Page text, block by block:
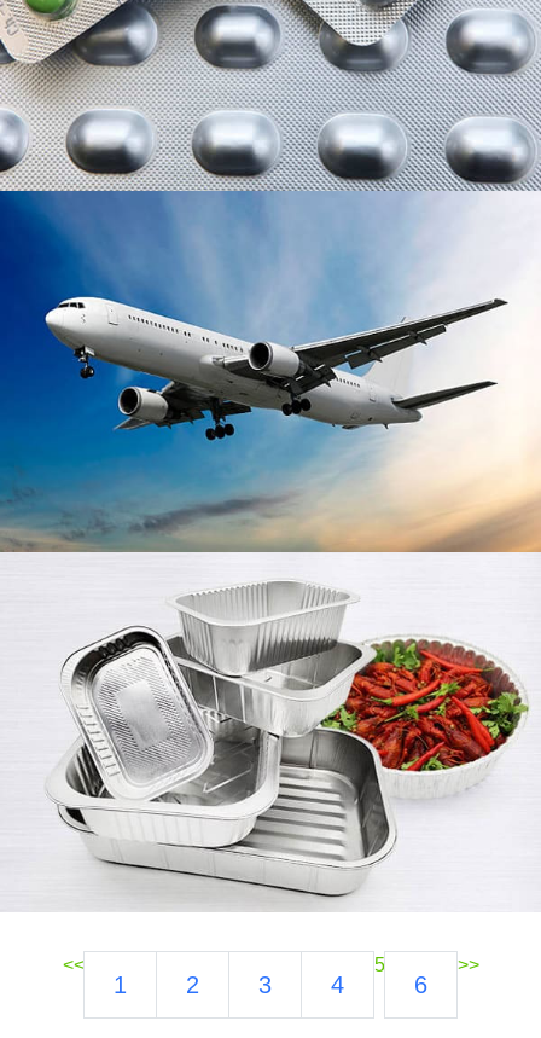
deformasyon alüminyum alaşımıdır, Havacılık
endüstrisinde yaygın olarak kullanılan.
Alüminyum folyo kaplar, 0,03 mm ~ 0,20 mm
kalınlığında alüminyum folyo ile damgalanmıştır..
Toksik değiller, zararsız, güvenli ve hijyenik, yüksek ve
düşük sıcaklıklara dayanıklı, ve yeşil ve çevre dostu.
<<
1 2 3 4
5
6
>>